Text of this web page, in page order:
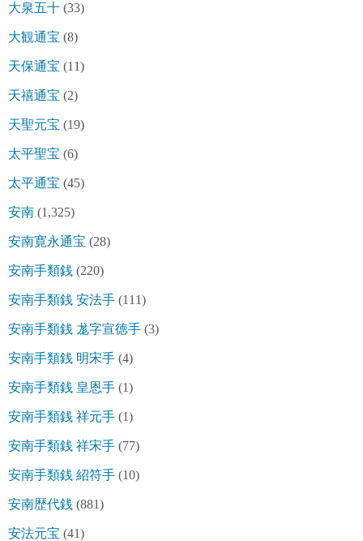
大泉五十 (33)
大観通宝 (8)
天保通宝 (11)
天禧通宝 (2)
天聖元宝 (19)
太平聖宝 (6)
太平通宝 (45)
安南 (1,325)
安南寛永通宝 (28)
安南手類銭 (220)
安南手類銭 安法手 (111)
安南手類銭 尨字宣徳手 (3)
安南手類銭 明宋手 (4)
安南手類銭 皇恩手 (1)
安南手類銭 祥元手 (1)
安南手類銭 祥宋手 (77)
安南手類銭 紹符手 (10)
安南歴代銭 (881)
安法元宝 (41)